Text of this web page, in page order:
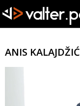
ANIS KALAJDŽIĆ